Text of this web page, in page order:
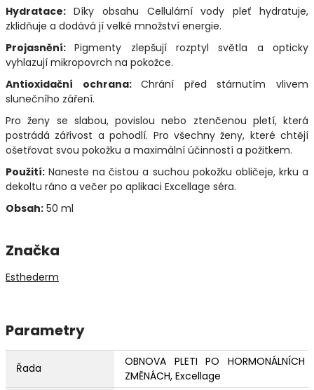
Hydratace: Díky obsahu Cellulární vody pleť hydratuje,
zklidňuje a dodává jí velké množství energie.
Projasnění:Pigmenty zlepšují rozptyl světla a opticky
vyhlazují mikropovrch na pokožce.
Antioxidační ochrana:Chrání před stárnutím vlivem
slunečního záření.
Pro ženy se slabou, povislou nebo ztenčenou pletí, která
postrádá zářivost a pohodlí. Pro všechny ženy, které chtějí
ošetřovat svou pokožku a maximální účinností a požitkem.
Použití: Naneste na čistou a suchou pokožku obličeje, krku a
dekoltu ráno a večer po aplikaci Excellage séra.
Obsah: 50 ml
Značka
Esthederm
Parametry
Řada
OBNOVA PLETI PO HORMONÁLNÍCH
ZMĚNÁCH, Excellage